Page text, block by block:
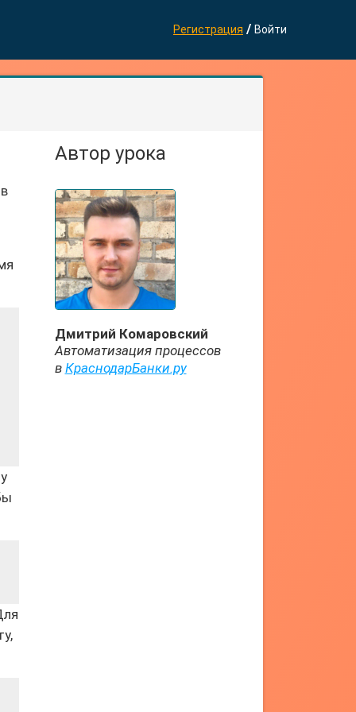
Регистрация / Войти
Автор урока
Дмитрий Комаровский
Автоматизация процессов
в КраснодарБанки.ру